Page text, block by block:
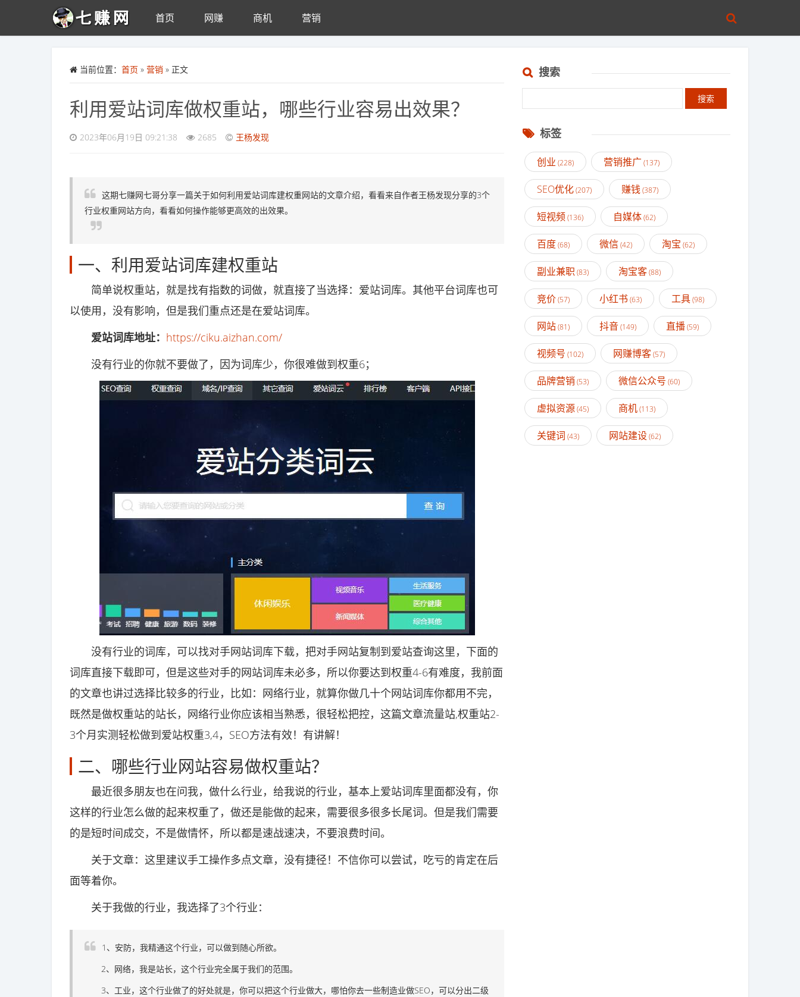
首页 网赚 商机 营销
当前位置： 首页 » 营销 » 正文
利用爱站词库做权重站，哪些行业容易出效果？
2023年06月19日 09:21:38 2685 王杨发现
这期七赚网七哥分享一篇关于如何利用爱站词库建权重网站的文章介绍，看看来自作者王杨发现分享的3个
行业权重网站方向，看看如何操作能够更高效的出效果。
一、利用爱站词库建权重站
简单说权重站，就是找有指数的词做，就直接了当选择：爱站词库。其他平台词库也可
以使用，没有影响，但是我们重点还是在爱站词库。
爱站词库地址： https://ciku.aizhan.com/
没有行业的你就不要做了，因为词库少，你很难做到权重6；
没有行业的词库，可以找对手网站词库下载，把对手网站复制到爱站查询这里，下面的
词库直接下载即可，但是这些对手的网站词库未必多，所以你要达到权重4-6有难度，我前面
的文章也讲过选择比较多的行业，比如：网络行业，就算你做几十个网站词库你都用不完，
既然是做权重站的站长，网络行业你应该相当熟悉，很轻松把控，这篇文章流量站,权重站2-
3个月实测轻松做到爱站权重3,4，SEO方法有效！有讲解！
二、哪些行业网站容易做权重站？
最近很多朋友也在问我，做什么行业，给我说的行业，基本上爱站词库里面都没有，你
这样的行业怎么做的起来权重了，做还是能做的起来，需要很多很多长尾词。但是我们需要
的是短时间成交，不是做情怀，所以都是速战速决，不要浪费时间。
关于文章：这里建议手工操作多点文章，没有捷径！不信你可以尝试，吃亏的肯定在后
面等着你。
关于我做的行业，我选择了3个行业：
1、安防，我精通这个行业，可以做到随心所欲。
2、网络，我是站长，这个行业完全属于我们的范围。
3、工业，这个行业做了的好处就是，你可以把这个行业做大，哪怕你去一些制造业做SEO，可以分出二级
搜索
标签
创业 (228) 营销推广 (137)
SEO优化(207) 赚钱(387)
短视频(136) 自媒体(62)
百度(68) 微信(42) 淘宝 (62)
副业兼职 (83) 淘宝客(88)
竞价(57) 小红书 (63) 工具(98)
网站(81) 抖音(149) 直播(59)
视频号 (102) 网赚博客(57)
品牌营销 (53) 微信公众号 (60)
虚拟资源(45) 商机(113)
关键词 (43) 网站建设(62)